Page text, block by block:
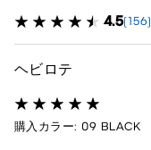
4.5(156)
ヘビロテ
購入カラー: 09 BLACK